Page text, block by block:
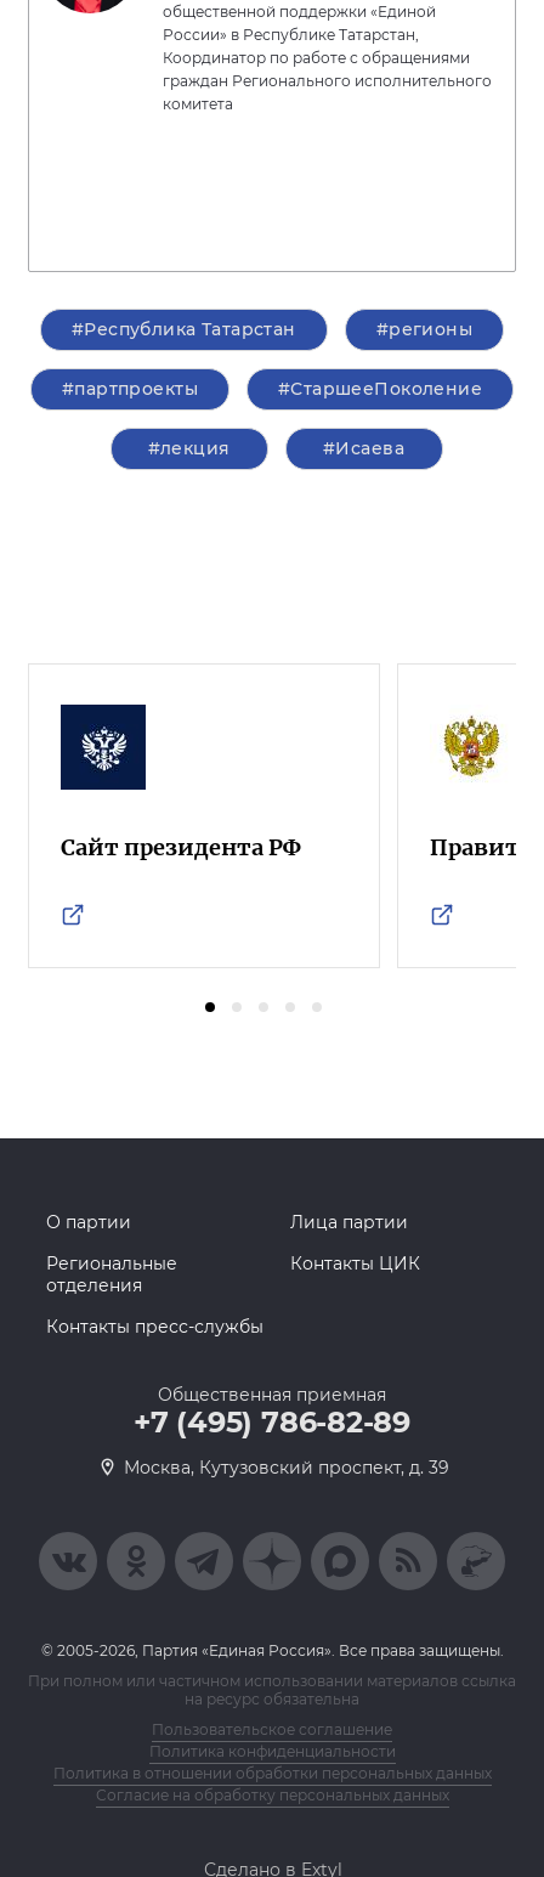
общественной поддержки «Единой
России» в Республике Татарстан,
Координатор по работе с обращениями
граждан Регионального исполнительного
комитета
#Республика Татарстан #регионы
#партпроекты #СтаршееПоколение
#лекция #Исаева
Сайт президента РФ
О партии
Лица партии
Региональные
отделения
Контакты ЦИК
Контакты пресс-службы
Общественная приемная
+7 (495) 786-82-89
Москва, Кутузовский проспект, д. 39
© 2005-2026, Партия «Единая Россия». Все права защищены.
При полном или частичном использовании материалов ссылка
на ресурс обязательна
Пользовательское соглашение
Политика конфиденциальности
Политика в отношении обработки персональных данных
Согласие на обработку персональных данных
Сделано в Extyl